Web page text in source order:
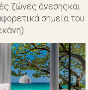
ζώνες άνεσηςκαι
σημεία του